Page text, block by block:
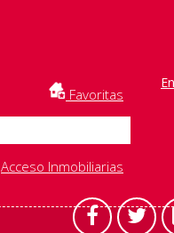
Favoritas
Acceso Inmobiliarias